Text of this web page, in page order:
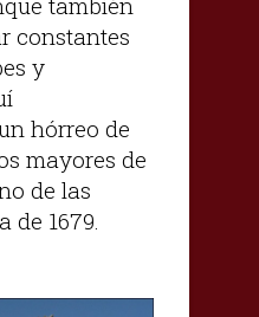
constantes
y
hórreo de
mayores de
de las
de 1679.